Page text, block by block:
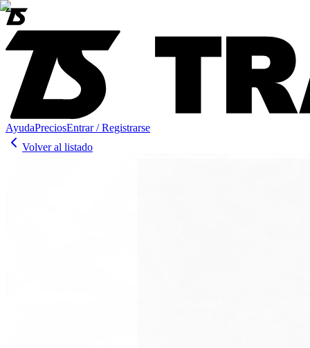
AyudaPreciosEntrar / Registrarse
Volver al listado